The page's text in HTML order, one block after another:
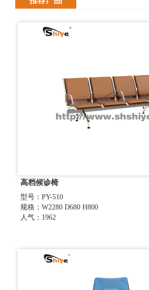
高档候诊椅
型号：PY-510
规格：W2280 D680 H800
人气：1962